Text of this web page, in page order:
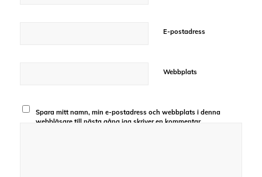
E-postadress
Webbplats
Spara mitt namn, min e-postadress och webbplats i denna
webbläsare till nästa gång jag skriver en kommentar.